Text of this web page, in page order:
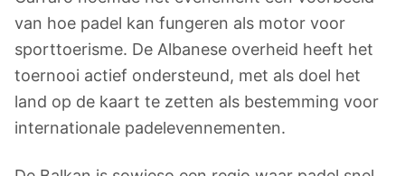
van hoe padel kan fungeren als motor voor
sporttoerisme. De Albanese overheid heeft het
toernooi actief ondersteund, met als doel het
land op de kaart te zetten als bestemming voor
internationale padelevennementen.